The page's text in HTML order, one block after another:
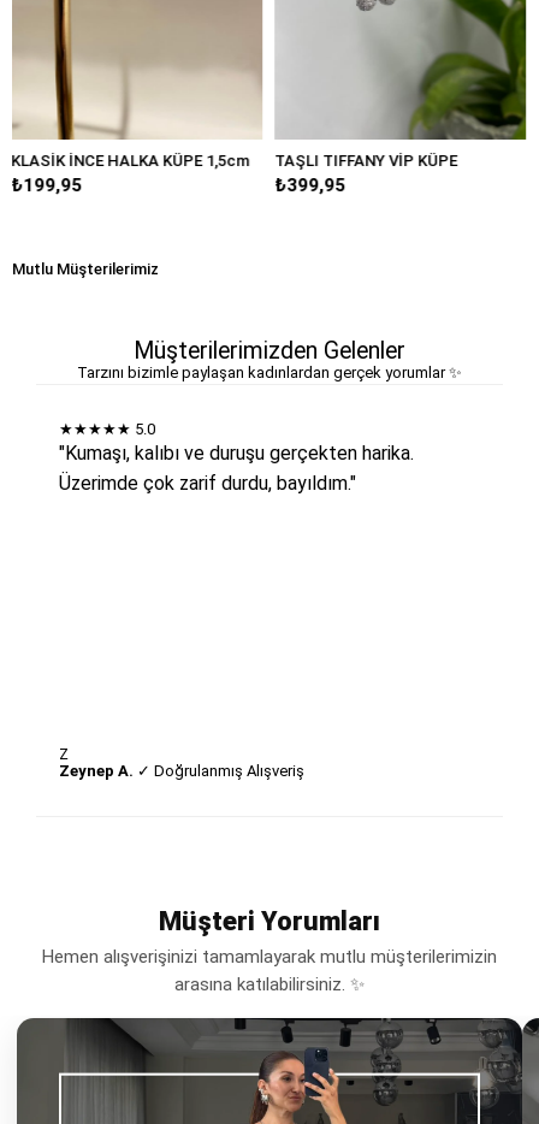
HALKA KÜPE 1,5cm TAŞLI TIFFANY VİP KÜPE BÜYÜK
Mutlu Müşterilerimiz
Müşterilerimizden Gelenler
Tarzını bizimle paylaşan kadınlardan gerçek yorumlar ✨
★★★★★ 5.0
"Kumaşı, kalıbı ve duruşu gerçekten harika.
Üzerimde çok zarif durdu, bayıldım."
Z
Zeynep A. ✓ Doğrulanmış Alışveriş
Müşteri Yorumları
Hemen alışverişinizi tamamlayarak mutlu müşterilerimizin
arasına katılabilirsiniz. ✨